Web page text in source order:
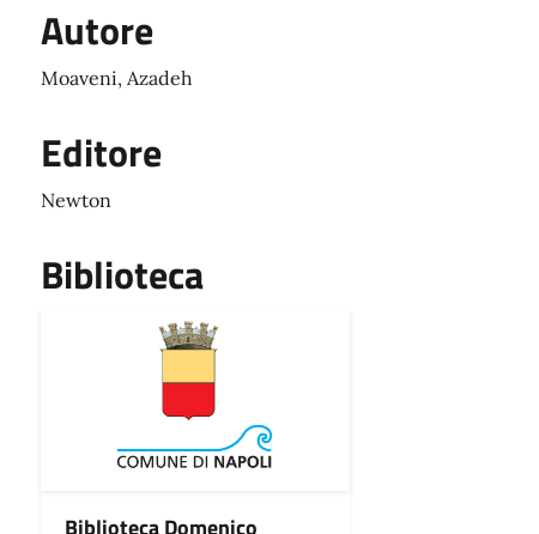
Autore
Moaveni, Azadeh
Editore
Newton
Biblioteca